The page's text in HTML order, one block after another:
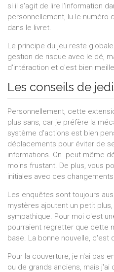
si il s'agit de lire l'information
personnellement, lu le numéro
dans le livret.
Le principe du jeu reste
gestion de risque avec le dé,
d'intéraction et c'est bien
Les conseils de
Personnellement, cette
plus sans, car je préfère la
système d'actions est bien
déplacements pour éviter de
informations. On peut même
moins frustant. De plus, vous
initiales avec ces changements.
Les enquêtes sont toujours
mystères ajoutent un petit
sympathique. Pour moi c'est
pourraient regretter que cette
base. La bonne nouvelle, c'est
Pour la couverture, je n'ai pas
ou de grands anciens, mais